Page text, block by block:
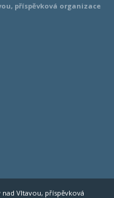
příspěvková organizace
Vltavou, příspěvková